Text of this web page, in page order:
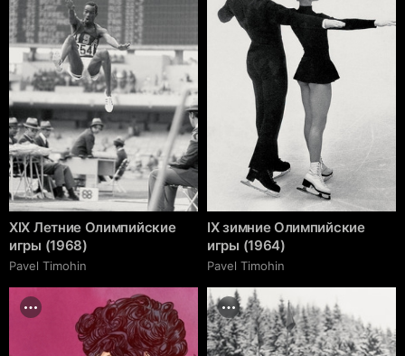
XIX Летние Олимпийские
игры (1968)
Pavel Timohin
IX зимние Олимпийские
игры (1964)
Pavel Timohin